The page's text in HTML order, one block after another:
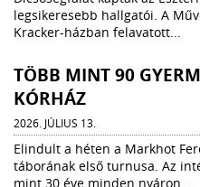
legsikeresebb hallgatói. A
Kracker-házban felavatott...
TÖBB MINT 90
KÓRHÁZ
2026. JÚLIUS 13.
Elindult a héten a Markhot
táborának első turnusa. Az
mint 30 éve minden nyáron...